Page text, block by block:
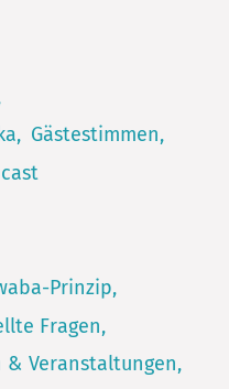
Gästestimmen
Prinzip
Fragen
& Veranstaltungen